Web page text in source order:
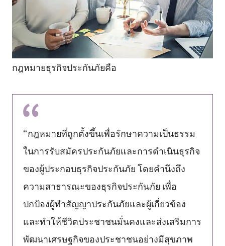
กฎหมายธุรกิจประกันภัยคือ
“กฎหมายที่ถูกตั้งขึ้นเพื่อรักษาความเป็นธรรม
ในการรับสมัครประกันภัยและการดำเนินธุรกิจ
ของผู้ประกอบธุรกิจประกันภัย โดยคำนึงถึง
ความสาธารณะของธุรกิจประกันภัย เพื่อ
ปกป้องผู้ทำสัญญาประกันภัยและผู้เกี่ยวข้อง
และทำให้ชีวิตประชาชนมั่นคงและส่งเสริมการ
พัฒนาเศรษฐกิจของประชาชนอย่างมีสุขภาพ